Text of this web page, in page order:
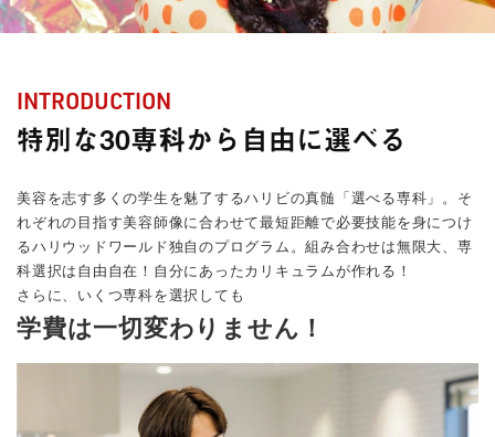
INTRODUCTION
特別な30専科から自由に選べる
美容を志す多くの学生を魅了するハリビの真髄「選べる専科」。そ
れぞれの目指す美容師像に合わせて最短距離で必要技能を身につけ
るハリウッドワールド独自のプログラム。組み合わせは無限大、専
科選択は自由自在！自分にあったカリキュラムが作れる！
さらに、いくつ専科を選択しても
学費は一切変わりません！